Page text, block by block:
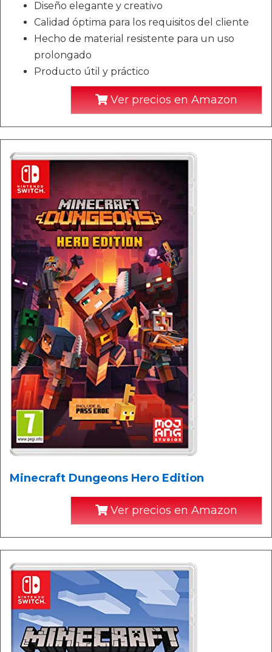
Diseño elegante y creativo
Calidad óptima para los requisitos del cliente
Hecho de material resistente para un uso
prolongado
Producto útil y práctico
Ver precios en Amazon
Minecraft Dungeons Hero Edition
Ver precios en Amazon